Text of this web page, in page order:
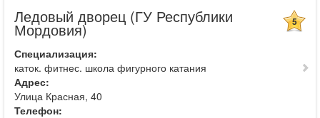
Ледовый дворец (ГУ Республики
Мордовия) 5
Специализация:
каток. фитнес. школа фигурного катания
Адрес:
Улица Красная, 40
Телефон: